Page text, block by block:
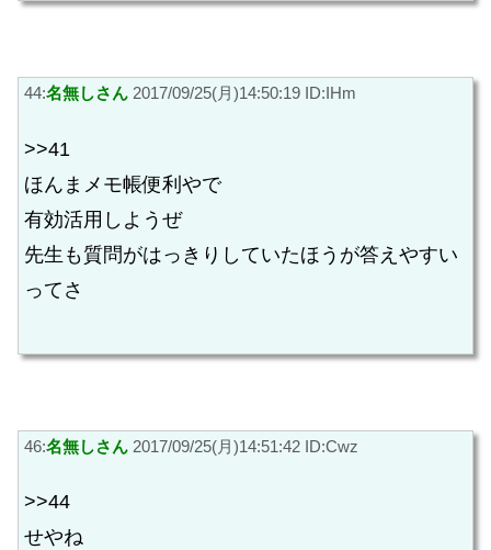
44:名無しさん 2017/09/25(月)14:50:19 ID:IHm
>>41
ほんまメモ帳便利やで
有効活用しようぜ
先生も質問がはっきりしていたほうが答えやすい
ってさ
46:名無しさん 2017/09/25(月)14:51:42 ID:Cwz
>>44
せやね